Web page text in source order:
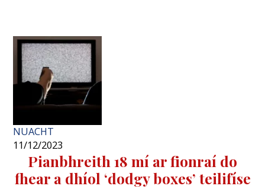
NUACHT
11/12/2023
Pianbhreith 18 mí ar fionraí do
fhear a dhíol ‘dodgy boxes’ teilifíse